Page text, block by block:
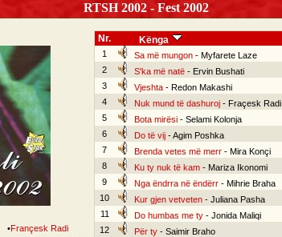
RTSH 2002 - Fest 2002
•Françesk Radi
Nr. Kënga
1 Sa më mungon- Myfarete Laze
2
S'ka më natë- Ervin Bushati
3
Vjeshta- Redon Makashi
4
Nuk mund të dashuroj- Fraçesk Radi
5
Bota mirësi- Selami Kolonja
6
Do të vij- Agim Poshka
7
Brenda vetes më merr- Mira Konçi
8
Ku ty nuk të kam- Mariza Ikonomi
9
Nga ëndrra në ëndërr- Mihrie Braha
10
Kur gjen vetveten- Juliana Pasha
11
Do humbas me ty- Jonida Maliqi
12
Për ty- Saimir Braho